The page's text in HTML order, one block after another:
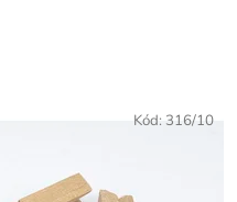
Kód:316/10